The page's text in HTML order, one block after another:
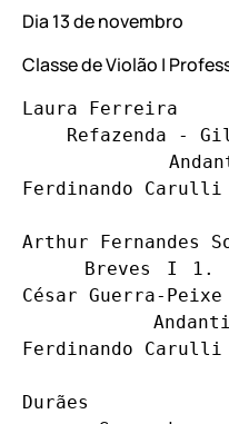
Dia 13 de novembro
Classe de Violão |
Laura Ferreira
          Andante em Sol Maior -
Ferdinando Carulli
Arthur Fernandes
César Guerra-Peixe
Ferdinando Carulli
Durães